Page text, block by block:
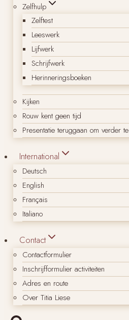
Zelfhulp
Zelftest
Leeswerk
Lijfwerk
Schrijfwerk
Herinneringsboeken
Kijken
Rouw kent geen tijd
Presentatie teruggaan om verder
International
Deutsch
English
Français
Italiano
Contact
Contactformulier
Inschrijfformulier activiteiten
Adres en route
Over Titia Liese